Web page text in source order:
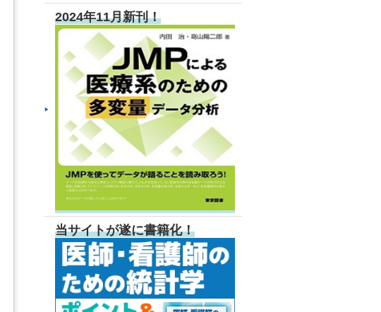
2024年11月新刊！
当サイトが遂に書籍化！